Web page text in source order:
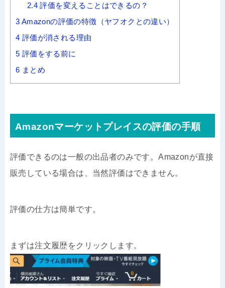
2.4 評価を変えることはできるの？
3 Amazonの評価の特徴（ヤフオクとの違い）
4 評価が消される理由
5 評価をする前に
6 まとめ
Amazonマーケットプレイスの評価の手順
評価できるのは一般の出品者のみです。Amazonが直接
販売している場合は、当然評価はできません。
評価の仕方は簡単です。
まずは注文履歴をクリックします。